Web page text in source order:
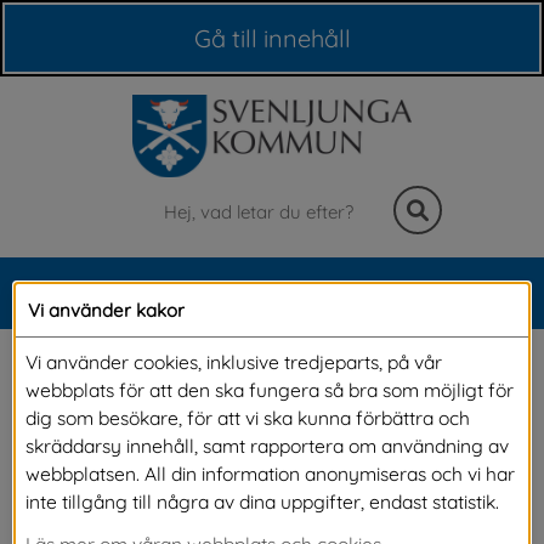
Gå till innehåll
Sök
Meny
Adresser och gatunamn
Behöver du en ny adress eller har du frågor om
adresser? Behöver du registrera lägenheter i
ett flerfamiljshus? Här hittar du information om
Vi använder kakor
Vi använder cookies, inklusive tredjeparts, på vår
webbplats för att den ska fungera så bra som möjligt för
dig som besökare, för att vi ska kunna förbättra och
skräddarsy innehåll, samt rapportera om användning av
webbplatsen. All din information anonymiseras och vi har
inte tillgång till några av dina uppgifter, endast statistik.